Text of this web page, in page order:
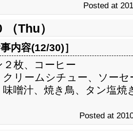
Posted at
Thu）
内容(12/30)］
枚、コーヒー
クリームシチュー、ソーセ
味噌汁、焼き鳥、タン塩焼
Posted at